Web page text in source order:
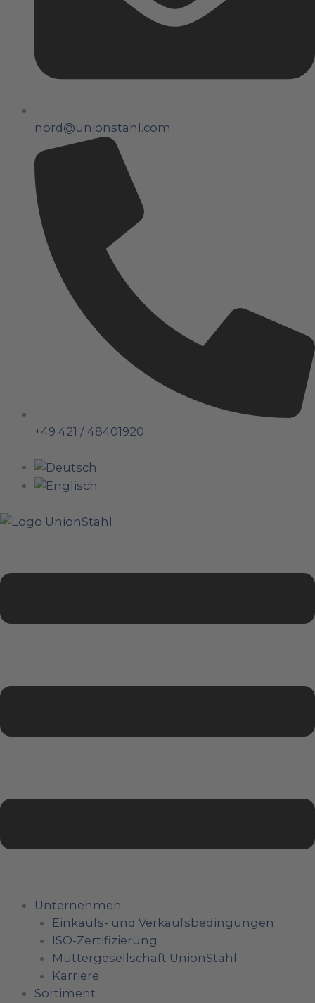
nord@unionstahl.com
+49 421 / 48401920
Unternehmen
Einkaufs- und Verkaufsbedingungen
ISO-Zertifizierung
Muttergesellschaft UnionStahl
Karriere
Sortiment